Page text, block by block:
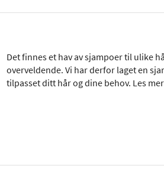
Det finnes et hav av sjampoer til ulike
overveldende. Vi har derfor laget en
tilpasset ditt hår og dine behov. Les